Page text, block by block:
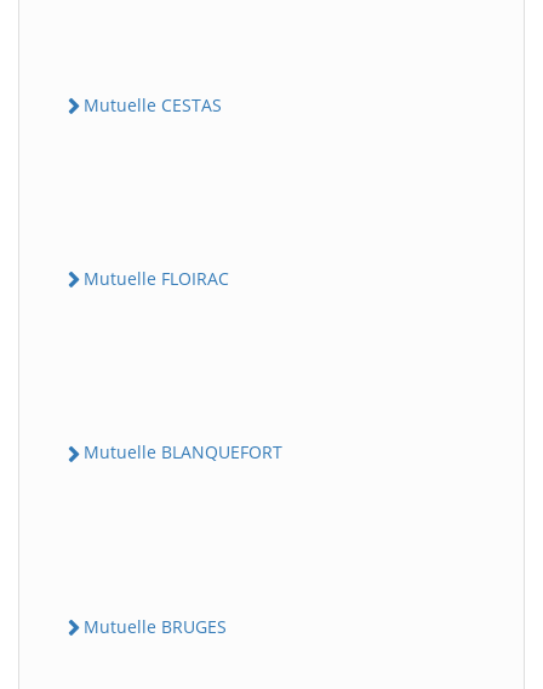
Mutuelle CESTAS
Mutuelle FLOIRAC
Mutuelle BLANQUEFORT
Mutuelle BRUGES